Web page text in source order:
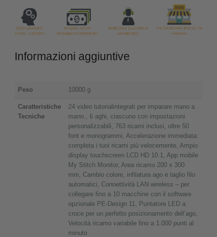
Informazioni aggiuntive
Peso 10000 g
Caratteristiche
Tecniche
24 video tutorialintegrati per imparare mano a
mano.
6 aghi, ciascuno con impostazioni
personalizzabili
763 ricami inclusi, oltre 50
font e monogrammi ,Accelerazione immediata:
completa i tuoi ricami più velocemente ,Ampio
display touchscreen LCD HD 10.1
,App mobile
My Stitch Monitor,Area ricamo 200 x 300
mm
Cambio colore, infilatura ago e taglio filo
automatici
Connettività LAN wireless – per
collegare fino a 10 macchine con il software
opzionale PE-Design 11
Puntatore LED a
croce per un perfetto posizionamento dell’ago
Velocità ricamo variabile fino a 1.000 punti al
minuto